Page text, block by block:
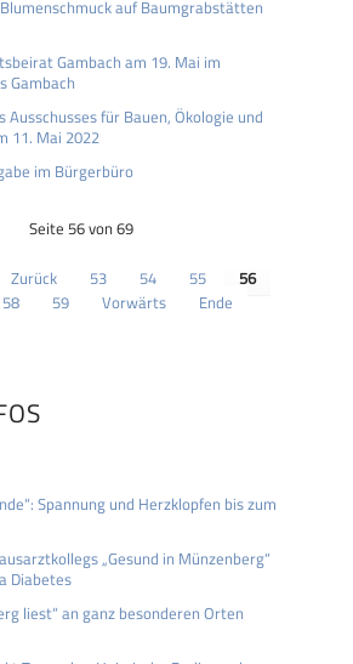
auf Baumgrabstätten
Gambach am 19. Mai im
Gambach
Ausschusses für Bauen, Ökologie und
11. Mai 2022
im Bürgerbüro
Seite 56 von 69
Zurück 53 54 55
56
58 59 Vorwärts Ende
Spannung und Herzklopfen bis zum
„Gesund in Münzenberg“
Diabetes
liest“ an ganz besonderen Orten